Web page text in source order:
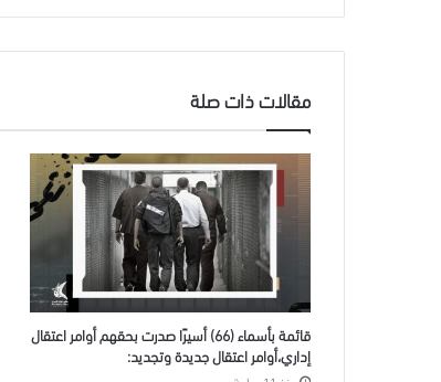
مقالات ذات صلة
قائمة بأسماء (66) أسيرًا صدرت بحقهم أوامر اعتقال
إداري،أوامر اعتقال جديدة وتجديد: